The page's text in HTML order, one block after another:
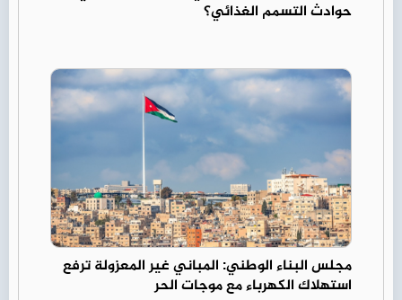
حوادث التسمم الغذائي؟
مجلس البناء الوطني: المباني غير المعزولة ترفع
استهلاك الكهرباء مع موجات الحر